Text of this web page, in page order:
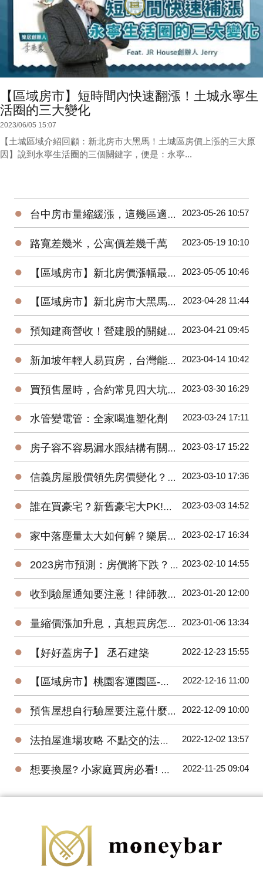
【區域房市】短時間內快速翻漲！土城永寧生
活圈的三大變化
2023/06/05 15:07
【土城區域介紹回顧：新北房市大黑馬！土城區房價上漲的三大原
因】說到永寧生活圈的三個關鍵字，便是：永寧...
● 台中房市量縮緩漲，這幾區適合進場！台中海線 | 水湳 | 烏日 | 北屯 | 台中市政府 2023-05-26 10:57
● 路寬差幾米，公寓價差幾千萬 2023-05-19 10:10
● 【區域房市】新北房價漲幅最高–土城暫緩重劃區 2023-05-05 10:46
● 【區域房市】新北房市大黑馬！土城區房價上漲的三大原因？ 2023-04-28 11:44
● 預知建商營收！營建股的關鍵指標與操作秘訣 2023-04-21 09:45
● 新加坡年輕人易買房，台灣能借鏡？房市回溫？住商徐佳馨獨家分析 2023-04-14 10:42
● 買預售屋時，合約常見四大坑！你踩到了幾坑？ 2023-03-30 16:29
● 水管變電管：全家喝進塑化劑 2023-03-24 17:11
● 房子容不容易漏水跟結構有關係？戴雲發教你怎麼看！ 2023-03-17 15:22
● 信義房屋股價領先房價變化？準確率超高！ 2023-03-10 17:36
● 誰在買豪宅？新舊豪宅大PK!遠雄豪宅銷售團隊親身分享-遠雄Park One 2023-03-03 14:52
● 家中落塵量太大如何解？樂居創辦人Pearl換紗窗體驗大公開！ 2023-02-17 16:34
● 2023房市預測：房價將下跌？萬事俱備，尚欠東風！ 2023-02-10 14:55
● 收到驗屋通知要注意！律師教你判斷合不合理 2023-01-20 12:00
● 量縮價漲加升息，真想買房怎麼辦？買預售屋還是中古屋？ 2023-01-06 13:34
● 【好好蓋房子】 丞石建築 2022-12-23 15:55
● 【區域房市】桃園客運園區-被遺忘的重劃區翻紅！２字頭交易量爆衝有潛力嗎? 2022-12-16 11:00
● 預售屋想自行驗屋要注意什麼？問題最常出在這！ 2022-12-09 10:00
● 法拍屋進場攻略 不點交的法拍屋也能買 2022-12-02 13:57
● 想要換屋? 小家庭買房必看! 預售屋三房全解析 2022-11-25 09:04